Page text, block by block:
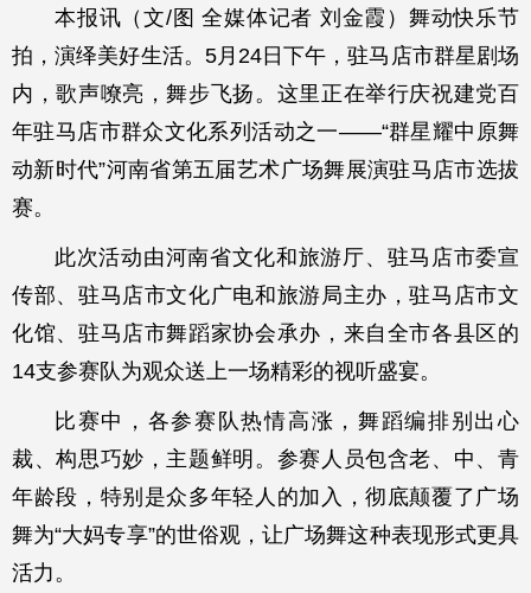
本报讯（文/图 全媒体记者 刘金霞）舞动快乐节
拍，演绎美好生活。5月24日下午，驻马店市群星剧场
内，歌声嘹亮，舞步飞扬。这里正在举行庆祝建党百
年驻马店市群众文化系列活动之一——“群星耀中原舞
动新时代”河南省第五届艺术广场舞展演驻马店市选拔
赛。
此次活动由河南省文化和旅游厅、驻马店市委宣
传部、驻马店市文化广电和旅游局主办，驻马店市文
化馆、驻马店市舞蹈家协会承办，来自全市各县区的
14支参赛队为观众送上一场精彩的视听盛宴。
比赛中，各参赛队热情高涨，舞蹈编排别出心
裁、构思巧妙，主题鲜明。参赛人员包含老、中、青
年龄段，特别是众多年轻人的加入，彻底颠覆了广场
舞为“大妈专享”的世俗观，让广场舞这种表现形式更具
活力。